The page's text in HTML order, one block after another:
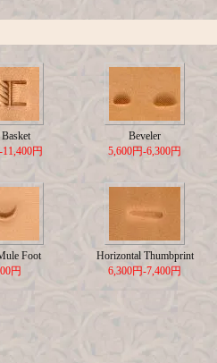
円
Beveler
5,600円-6,300円
Foot
円
Horizontal Thumbprint
6,300円-7,400円